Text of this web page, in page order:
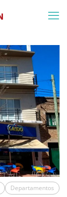
Departamentos